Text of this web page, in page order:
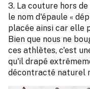
3. La couture hors
le nom d'épaule «
placée ainsi car elle
Bien que nous ne
ces athlètes, c'est
qu'il drapé
décontracté naturel